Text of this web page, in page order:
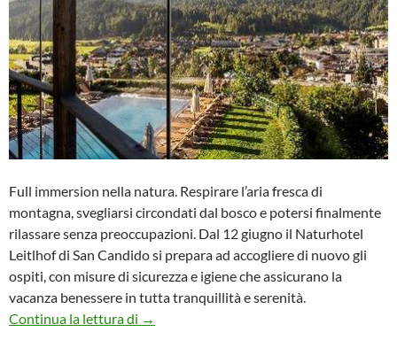
Full immersion nella natura. Respirare l’aria fresca di
montagna, svegliarsi circondati dal bosco e potersi finalmente
rilassare senza preoccupazioni. Dal 12 giugno il Naturhotel
Leitlhof di San Candido si prepara ad accogliere di nuovo gli
ospiti, con misure di sicurezza e igiene che assicurano la
vacanza benessere in tutta tranquillità e serenità.
Continua la lettura di
Naturhotel Leitlhof pronto a ripartire
→